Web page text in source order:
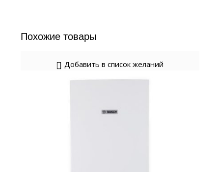
Похожие товары
Добавить в список желаний